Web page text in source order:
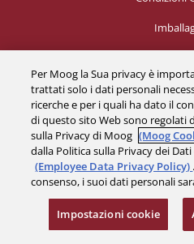
© 2026 a Moog
Per Moog la Sua privacy è
trattati solo i dati personali
ricerche e per i quali ha dato il
di questo sito Web sono regolati
sulla Privacy di Moog (Moog
dalla Politica sulla Privacy dei
(Employee Data Privacy Policy)
consenso, i suoi dati personali
Impostazioni cookie